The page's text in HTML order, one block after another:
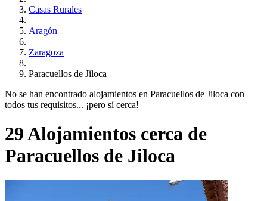
Casas Rurales
Aragón
Zaragoza
Paracuellos de Jiloca
No se han encontrado alojamientos en Paracuellos de Jiloca con
todos tus requisitos... ¡pero sí cerca!
29 Alojamientos cerca de
Paracuellos de Jiloca